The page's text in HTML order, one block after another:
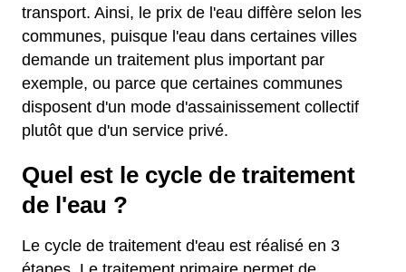
transport. Ainsi, le prix de l'eau diffère selon les
communes, puisque l'eau dans certaines villes
demande un traitement plus important par
exemple, ou parce que certaines communes
disposent d'un mode d'assainissement collectif
plutôt que d'un service privé.
Quel est le cycle de traitement
de l'eau ?
Le cycle de traitement d'eau est réalisé en 3